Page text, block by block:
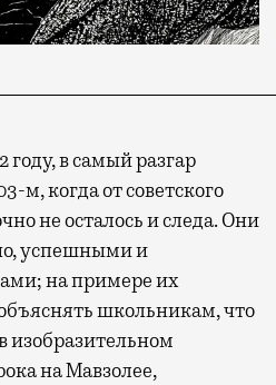
году, в самый разгар
м, когда от советского
не осталось и следа. Они
успешными и
на примере их
школьникам, что
изобразительном
на Мавзолее,